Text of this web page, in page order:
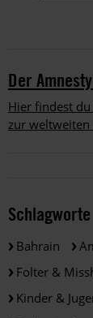
Der
Hier findest
zur weltweiten
Schlagworte
Bahrain
Folter &
Kinder &